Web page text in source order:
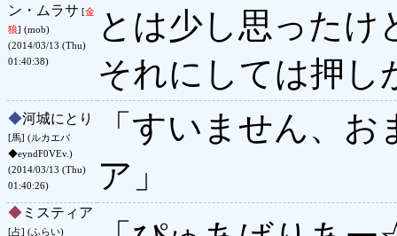
ン・ムラサ [金
狼] (mob)
(2014/03/13 (Thu)
01:40:38)
とは少し思ったけ
それにしては押し
◆河城にとり
[馬] (ルカエバ
◆eyndF0VEv.)
(2014/03/13 (Thu)
01:40:26)
「すいません、
ア」
◆ ミスティア
[占] (ふらい)